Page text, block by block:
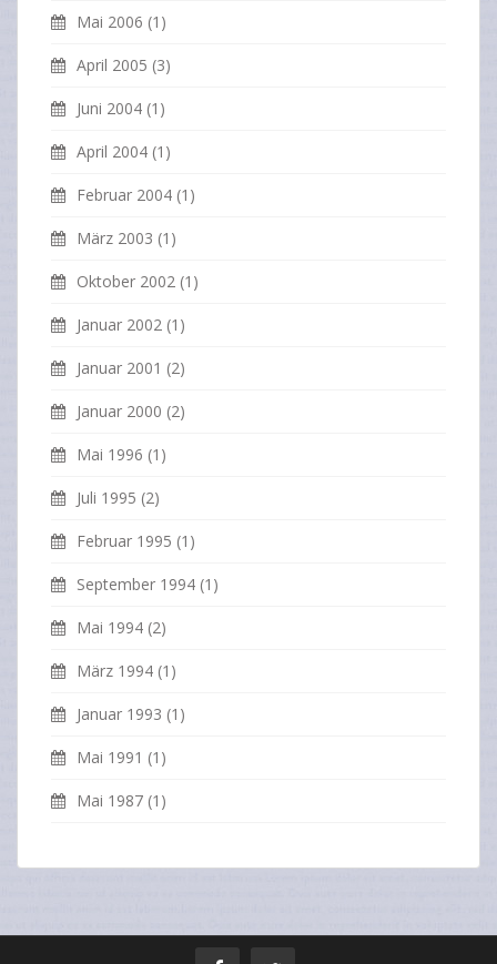
Mai 2006 (1)
April 2005 (3)
Juni 2004 (1)
April 2004 (1)
Februar 2004 (1)
März 2003 (1)
Oktober 2002 (1)
Januar 2002 (1)
Januar 2001 (2)
Januar 2000 (2)
Mai 1996 (1)
Juli 1995 (2)
Februar 1995 (1)
September 1994 (1)
Mai 1994 (2)
März 1994 (1)
Januar 1993 (1)
Mai 1991 (1)
Mai 1987 (1)